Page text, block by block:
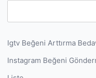
Igtv Beğeni Arttırma
Instagram Beğeni